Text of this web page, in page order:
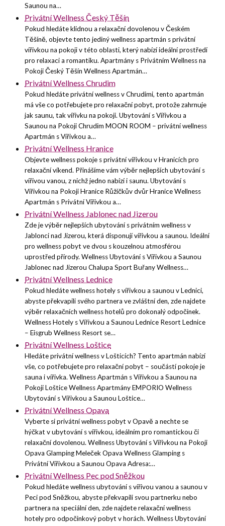
Saunou na…
Privátní Wellness Český Těšín
Pokud hledáte klidnou a relaxační dovolenou v Českém
Těšíně, objevte tento jediný wellness apartmán s privátní
vířivkou na pokoji v této oblasti, který nabízí ideální prostředí
pro relaxaci a romantiku. Apartmány s Privátním Wellness na
Pokoji Český Těšín Wellness Apartmán…
Privátní Wellness Chrudim
Pokud hledáte privátní wellness v Chrudimi, tento apartmán
má vše co potřebujete pro relaxační pobyt, protože zahrnuje
jak saunu, tak vířivku na pokoji. Ubytování s Vířivkou a
Saunou na Pokoji Chrudim MOON ROOM – privátní wellness
Apartmán s Vířivkou a…
Privátní Wellness Hranice
Objevte wellness pokoje s privátní vířivkou v Hranicích pro
relaxační víkend. Přinášíme vám výběr nejlepších ubytování s
vířivou vanou, z nichž jedno nabízí i saunu. Ubytování s
Vířivkou na Pokoji Hranice Růžičkův dvůr Hranice Wellness
Apartmán s Privátní Vířivkou a…
Privátní Wellness Jablonec nad Jizerou
Zde je výběr nejlepších ubytování s privátním wellness v
Jablonci nad Jizerou, která disponují vířivkou a saunou. Ideální
pro wellness pobyt ve dvou s kouzelnou atmosférou
uprostřed přírody. Wellness Ubytování s Vířivkou a Saunou
Jablonec nad Jizerou Chalupa Sport Buřany Wellness…
Privátní Wellness Lednice
Pokud hledáte wellness hotely s vířivkou a saunou v Lednici,
abyste překvapili svého partnera ve zvláštní den, zde najdete
výběr relaxačních wellness hotelů pro dokonalý odpočinek.
Wellness Hotely s Vířivkou a Saunou Lednice Resort Lednice
– Eisgrub Wellness Resort se…
Privátní Wellness Loštice
Hledáte privátní wellness v Lošticích? Tento apartmán nabízí
vše, co potřebujete pro relaxační pobyt – součástí pokoje je
sauna i vířivka. Wellness Apartmán s Vířivkou a Saunou na
Pokoji Loštice Wellness Apartmány EMPORIO Wellness
Ubytování s Vířivkou a Saunou Loštice…
Privátní Wellness Opava
Vyberte si privátní wellness pobyt v Opavě a nechte se
hýčkat v ubytování s vířivkou, ideálním pro romantickou či
relaxační dovolenou. Wellness Ubytování s Vířivkou na Pokoji
Opava Glamping Meleček Opava Wellness Glamping s
Privátní Vířivkou a Saunou Opava Adresa:…
Privátní Wellness Pec pod Sněžkou
Pokud hledáte wellness ubytování s vířivou vanou a saunou v
Peci pod Sněžkou, abyste překvapili svou partnerku nebo
partnera na speciální den, zde najdete relaxační wellness
hotely pro odpočinkový pobyt v horách. Wellness Ubytování